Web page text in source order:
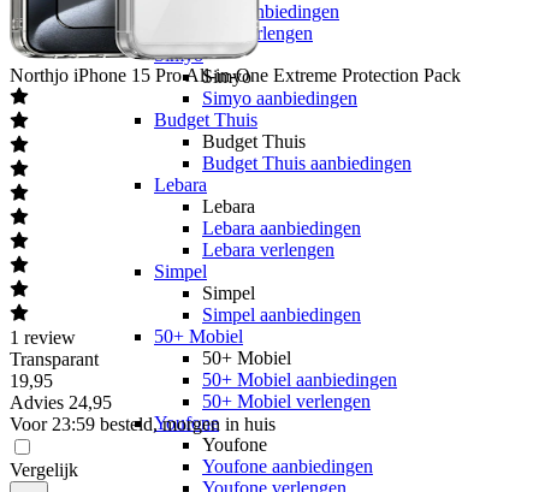
Ben aanbiedingen
Ben verlengen
Simyo
Simyo
Simyo aanbiedingen
Budget Thuis
Budget Thuis
Budget Thuis aanbiedingen
Lebara
Lebara
Lebara aanbiedingen
Lebara verlengen
Simpel
Simpel
Simpel aanbiedingen
50+ Mobiel
50+ Mobiel
50+ Mobiel aanbiedingen
50+ Mobiel verlengen
Youfone
Youfone
Youfone aanbiedingen
Youfone verlengen
Northjo iPhone 15 Pro All-in-One Extreme Protection Pack
1 review
Transparant
19,95
Advies 24,95
Voor 23:59 besteld, morgen in huis
Vergelijk